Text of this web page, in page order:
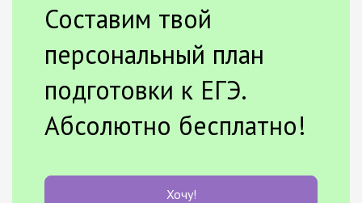
Составим твой
персональный план
подготовки к ЕГЭ.
Абсолютно бесплатно!
Хочу!